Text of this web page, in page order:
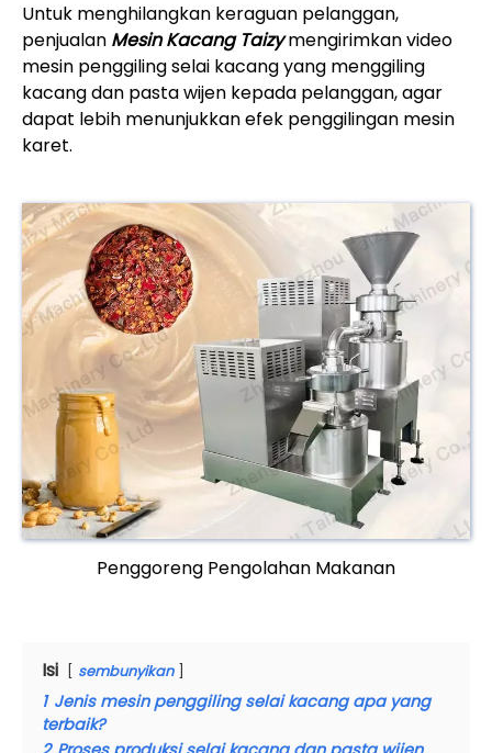
Untuk menghilangkan keraguan pelanggan,
penjualan Mesin Kacang Taizymengirimkan video
mesin penggiling selai kacang yang menggiling
kacang dan pasta wijen kepada pelanggan, agar
dapat lebih menunjukkan efek penggilingan mesin
karet.
Penggoreng Pengolahan Makanan
Isi sembunyikan
1 Jenis mesin penggiling selai kacang apa yang
terbaik?